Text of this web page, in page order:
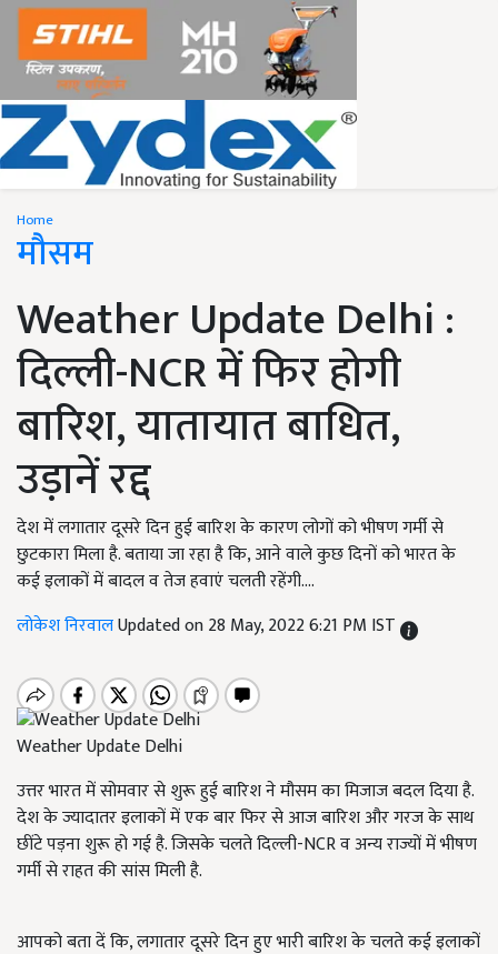
Home
मौसम
Weather Update Delhi :
दिल्ली-NCR में फिर होगी
बारिश, यातायात बाधित,
उड़ानें रद्द
देश में लगातार दूसरे दिन हुई बारिश के कारण लोगों को भीषण गर्मी से
छुटकारा मिला है. बताया जा रहा है कि, आने वाले कुछ दिनों को भारत के
कई इलाकों में बादल व तेज हवाएं चलती रहेंगी....
लोकेश निरवालUpdated on 28 May, 2022 6:21 PM IST
Weather Update Delhi
उत्तर भारत में सोमवार से शुरू हुई बारिश ने मौसम का मिजाज बदल दिया है.
देश के ज्यादातर इलाकों में एक बार फिर से आज बारिश और गरज के साथ
छींटे पड़ना शुरू हो गई है. जिसके चलते दिल्ली-NCR व अन्य राज्यों में भीषण
गर्मी से राहत की सांस मिली है.
आपको बता दें कि, लगातार दूसरे दिन हुए भारी बारिश के चलते कई इलाकों